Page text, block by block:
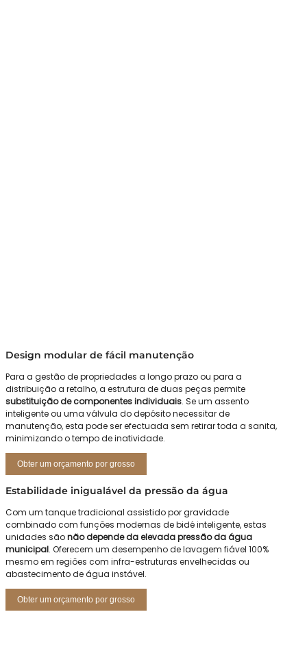
Design modular de fácil manutenção
Para a gestão de propriedades a longo prazo ou para a
distribuição a retalho, a estrutura de duas peças permite
substituição de componentes individuais. Se um assento
inteligente ou uma válvula do depósito necessitar de
manutenção, esta pode ser efectuada sem retirar toda a sanita,
minimizando o tempo de inatividade.
Obter um orçamento por grosso
Estabilidade inigualável da pressão da água
Com um tanque tradicional assistido por gravidade
combinado com funções modernas de bidé inteligente, estas
unidades sãonão depende da elevada pressão da água
municipal. Oferecem um desempenho de lavagem fiável 100%
mesmo em regiões com infra-estruturas envelhecidas ou
abastecimento de água instável.
Obter um orçamento por grosso